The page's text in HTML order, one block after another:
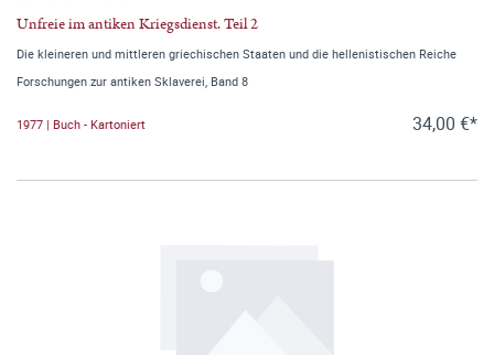
Unfreie im antiken Kriegsdienst. Teil 2
Die kleineren und mittleren griechischen Staaten und die hellenistischen Reiche
Forschungen zur antiken Sklaverei, Band 8
1977 | Buch - Kartoniert 34,00 €*